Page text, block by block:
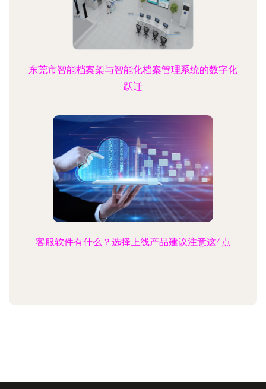
东莞市智能档案架与智能化档案管理系统的数字化
跃迁
客服软件有什么？选择上线产品建议注意这4点